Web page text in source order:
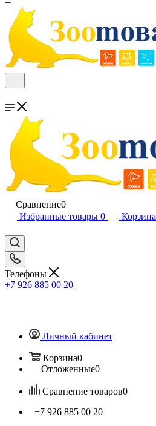
Сравнение0
Избранные товары 0 Корзина
Телефоны
+7 926 885 00 20
Личный кабинет
Корзина0
Отложенные0
Сравнение товаров0
+7 926 885 00 20